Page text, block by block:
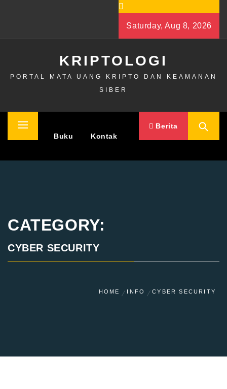
Saturday, Aug 8, 2026
KRIPTOLOGI
PORTAL MATA UANG KRIPTO DAN KEAMANAN
SIBER
Primary
Buku Kontak
Berita
CATEGORY:
CYBER SECURITY
HOME INFO CYBER SECURITY